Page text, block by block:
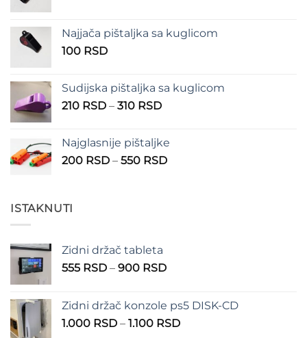
100 RSD
Najjača pištaljka sa kuglicom
100 RSD
Sudijska pištaljka sa kuglicom
210 RSD – 310 RSDRaspon
210 RSD
do
Najglasnije pištaljke
200 RSD – 550 RSDRaspon
ISTAKNUTI
Zidni držač tableta
555 RSD – 900 RSDRaspon
555 RSD
do
Zidni držač konzole ps5 DISK-CD
1.000 RSD – 1.100 RSDRaspon